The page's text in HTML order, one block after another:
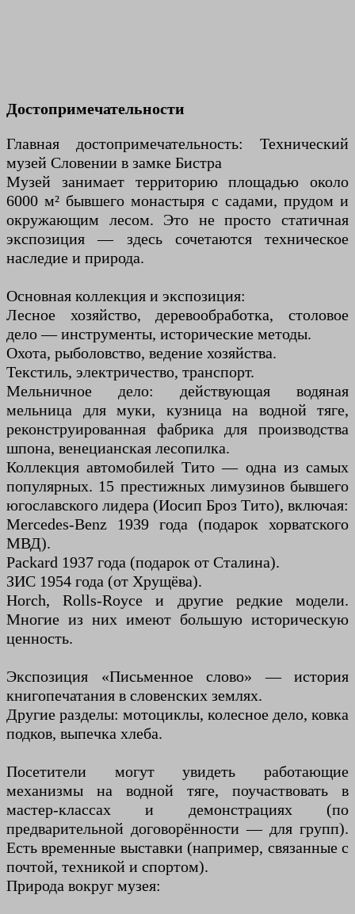
Достопримечательности
Главная достопримечательность: Технический
музей Словении в замке Бистра
Музей занимает территорию площадью около
6000 м² бывшего монастыря с садами, прудом и
окружающим лесом. Это не просто статичная
экспозиция — здесь сочетаются техническое
наследие и природа.
Основная коллекция и экспозиция:
Лесное хозяйство, деревообработка, столовое
дело — инструменты, исторические методы.
Охота, рыболовство, ведение хозяйства.
Текстиль, электричество, транспорт.
Мельничное дело: действующая водяная
мельница для муки, кузница на водной тяге,
реконструированная фабрика для производства
шпона, венецианская лесопилка.
Коллекция автомобилей Тито — одна из самых
популярных. 15 престижных лимузинов бывшего
югославского лидера (Иосип Броз Тито), включая:
Mercedes-Benz 1939 года (подарок хорватского
МВД).
Packard 1937 года (подарок от Сталина).
ЗИС 1954 года (от Хрущёва).
Horch, Rolls-Royce и другие редкие модели.
Многие из них имеют большую историческую
ценность.
Экспозиция «Письменное слово» — история
книгопечатания в словенских землях.
Другие разделы: мотоциклы, колесное дело, ковка
подков, выпечка хлеба.
Посетители могут увидеть работающие
механизмы на водной тяге, поучаствовать в
мастер-классах и демонстрациях (по
предварительной договорённости — для групп).
Есть временные выставки (например, связанные с
почтой, техникой и спортом).
Природа вокруг музея: